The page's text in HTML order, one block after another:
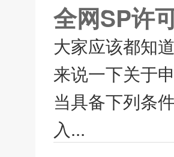
全网SP许
大家应该都知
来说一下关于
当具备下列条
入...